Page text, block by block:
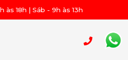
às 18h | Sáb - 9h às 13h